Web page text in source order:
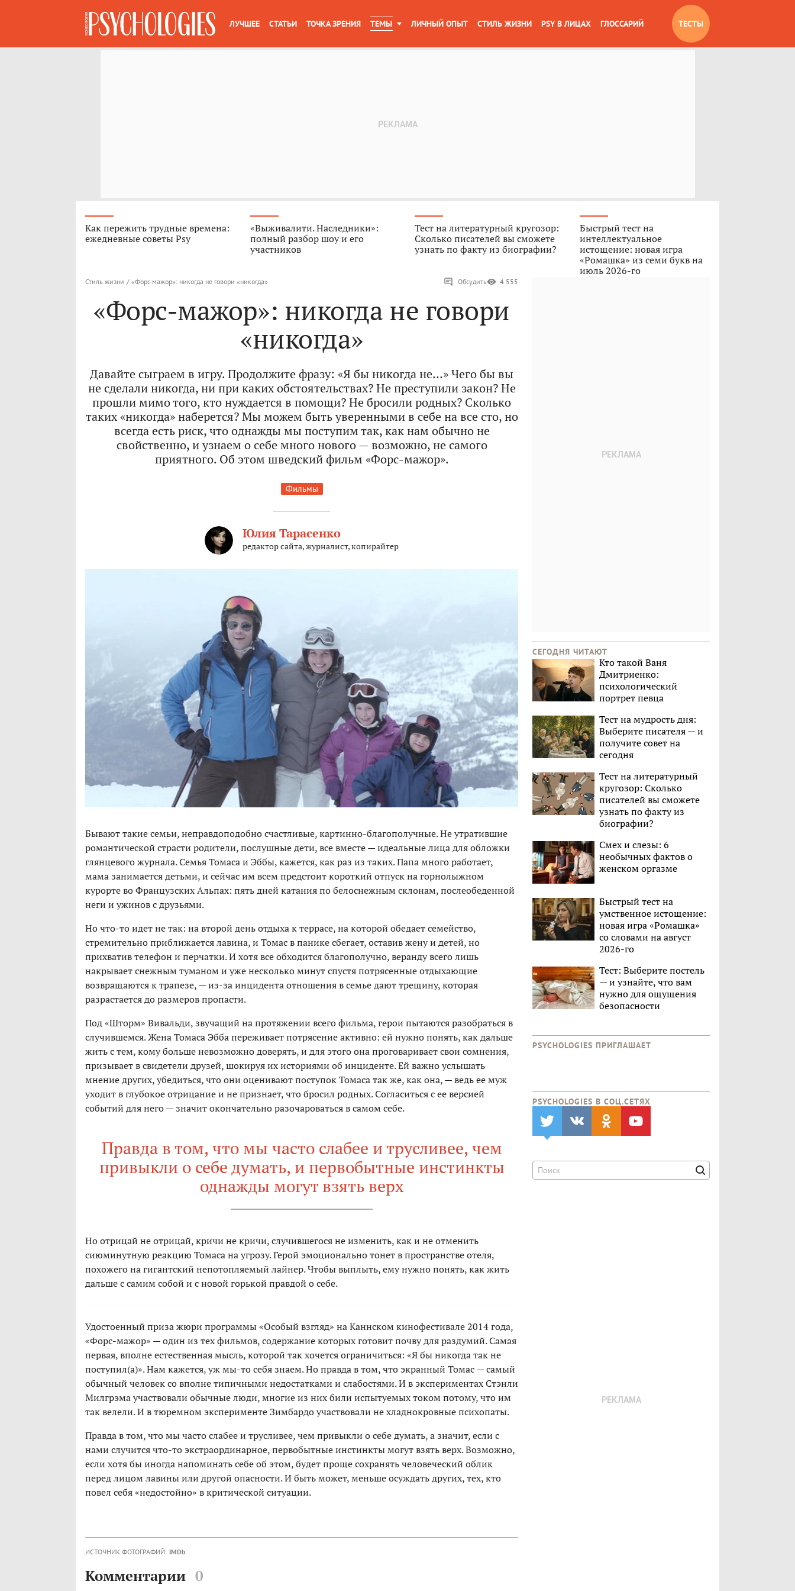
ЛУЧШЕЕ СТАТЬИ ТОЧКА ЗРЕНИЯ ТЕМЫ ЛИЧНЫЙ ОПЫТ СТИЛЬ ЖИЗНИ PSY В ЛИЦАХ ГЛОССАРИЙ ТЕСТЫ
Как пережить трудные времена:
ежедневные советы Psy
«Выживалити. Наследники»:
полный разбор шоу и его
участников
Тест на литературный кругозор:
Сколько писателей вы сможете
узнать по факту из биографии?
Быстрый тест на
интеллектуальное
истощение: новая игра
«Ромашка» из семи букв на
июль 2026-го
Стиль жизни / «Форс-мажор»: никогда не говори «никогда» Обсудить 4 555
«Форс-мажор»: никогда не говори
«никогда»
Давайте сыграем в игру. Продолжите фразу: «Я бы никогда не…» Чего бы вы
не сделали никогда, ни при каких обстоятельствах? Не преступили закон? Не
прошли мимо того, кто нуждается в помощи? Не бросили родных? Сколько
таких «никогда» наберется? Мы можем быть уверенными в себе на все сто, но
всегда есть риск, что однажды мы поступим так, как нам обычно не
свойственно, и узнаем о себе много нового — возможно, не самого
приятного. Об этом шведский фильм «Форс-мажор».
Фильмы
Юлия Тарасенко
редактор сайта, журналист, копирайтер
Бывают такие семьи, неправдоподобно счастливые, картинно-благополучные. Не утратившие
романтической страсти родители, послушные дети, все вместе — идеальные лица для обложки
глянцевого журнала. Семья Томаса и Эббы, кажется, как раз из таких. Папа много работает,
мама занимается детьми, и сейчас им всем предстоит короткий отпуск на горнолыжном
курорте во Французских Альпах: пять дней катания по белоснежным склонам, послеобеденной
неги и ужинов с друзьями.
Но что-то идет не так: на второй день отдыха к террасе, на которой обедает семейство,
стремительно приближается лавина, и Томас в панике сбегает, оставив жену и детей, но
прихватив телефон и перчатки. И хотя все обходится благополучно, веранду всего лишь
накрывает снежным туманом и уже несколько минут спустя потрясенные отдыхающие
возвращаются к трапезе, — из-за инцидента отношения в семье дают трещину, которая
разрастается до размеров пропасти.
Под «Шторм» Вивальди, звучащий на протяжении всего фильма, герои пытаются разобраться в
случившемся. Жена Томаса Эбба переживает потрясение активно: ей нужно понять, как дальше
жить с тем, кому больше невозможно доверять, и для этого она проговаривает свои сомнения,
призывает в свидетели друзей, шокируя их историями об инциденте. Ей важно услышать
мнение других, убедиться, что они оценивают поступок Томаса так же, как она, — ведь ее муж
уходит в глубокое отрицание и не признает, что бросил родных. Согласиться с ее версией
событий для него — значит окончательно разочароваться в самом себе.
Правда в том, что мы часто слабее и трусливее, чем
привыкли о себе думать, и первобытные инстинкты
однажды могут взять верх
Но отрицай не отрицай, кричи не кричи, случившегося не изменить, как и не отменить
сиюминутную реакцию Томаса на угрозу. Герой эмоционально тонет в пространстве отеля,
похожего на гигантский непотопляемый лайнер. Чтобы выплыть, ему нужно понять, как жить
дальше с самим собой и с новой горькой правдой о себе.
Удостоенный приза жюри программы «Особый взгляд» на Каннском кинофестивале 2014 года,
«Форс-мажор» — один из тех фильмов, содержание которых готовит почву для раздумий. Самая
первая, вполне естественная мысль, которой так хочется ограничиться: «Я бы никогда так не
поступил(а)». Нам кажется, уж мы-то себя знаем. Но правда в том, что экранный Томас — самый
обычный человек со вполне типичными недостатками и слабостями. И в экспериментах Стэнли
Милгрэма участвовали обычные люди, многие из них били испытуемых током потому, что им
так велели. И в тюремном эксперименте Зимбардо участвовали не хладнокровные психопаты.
Правда в том, что мы часто слабее и трусливее, чем привыкли о себе думать, а значит, если с
нами случится что-то экстраординарное, первобытные инстинкты могут взять верх. Возможно,
если хотя бы иногда напоминать себе об этом, будет проще сохранять человеческий облик
перед лицом лавины или другой опасности. И быть может, меньше осуждать других, тех, кто
повел себя «недостойно» в критической ситуации.
ИСТОЧНИК ФОТОГРАФИЙ: IMDb
Комментарии 0
СЕГОДНЯ ЧИТАЮТ
Кто такой Ваня
Дмитриенко:
психологический
портрет певца
Тест на мудрость дня:
Выберите писателя — и
получите совет на
сегодня
Тест на литературный
кругозор: Сколько
писателей вы сможете
узнать по факту из
биографии?
Смех и слезы: 6
необычных фактов о
женском оргазме
Быстрый тест на
умственное истощение:
новая игра «Ромашка»
со словами на август
2026-го
Тест: Выберите постель
— и узнайте, что вам
нужно для ощущения
безопасности
PSYCHOLOGIES ПРИГЛАШАЕТ
PSYCHOLOGIES В CОЦ.СЕТЯХ